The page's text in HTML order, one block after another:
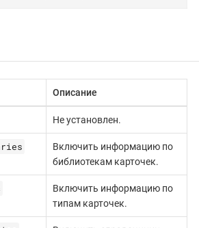
Описание
Не установлен.
Включить информацию по
библиотекам карточек.
Включить информацию по
типам карточек.